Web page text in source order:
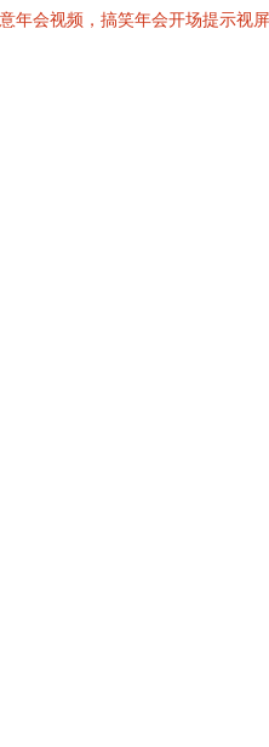
年会视频，搞笑年会开场提示视